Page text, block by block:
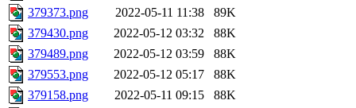
379373.png
2022-05-11 11:38
89K
379430.png
2022-05-12 03:32
88K
379489.png
2022-05-12 03:59
88K
379553.png
2022-05-12 05:17
88K
379158.png
2022-05-11 09:15
88K